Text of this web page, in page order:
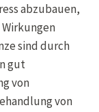
abzubauen,
sind durch
gut
von
von